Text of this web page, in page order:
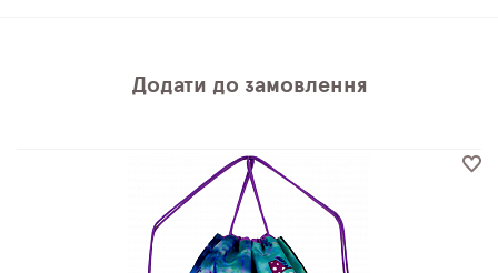
Додати до замовлення